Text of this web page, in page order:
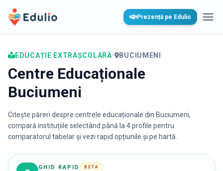
Edulio Prezență pe Edulio
EDUCAȚIE EXTRAȘCOLARĂ• BUCIUMENI
Centre Educaționale
Buciumeni
Citește păreri despre centrele educaționale din Buciumeni,
compară instituțiile selectând până la 4 profile pentru
comparatorul tabelar și vezi rapid opțiunile și pe hartă.
GHID RAPID BETA